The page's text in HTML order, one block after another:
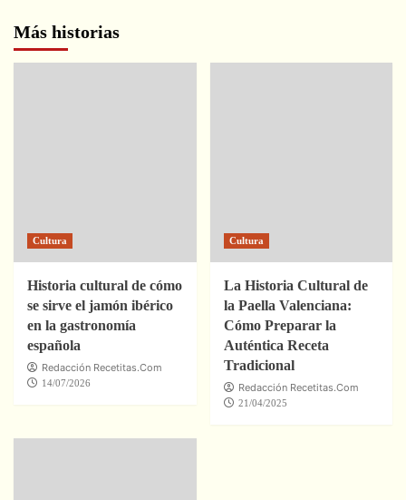
Más historias
Cultura
Historia cultural de cómo
se sirve el jamón ibérico
en la gastronomía
española
Redacción Recetitas.Com
14/07/2026
Cultura
La Historia Cultural de
la Paella Valenciana:
Cómo Preparar la
Auténtica Receta
Tradicional
Redacción Recetitas.Com
21/04/2025